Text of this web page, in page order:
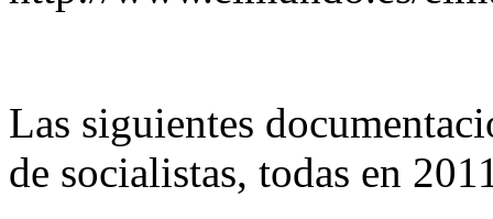
Las siguientes
de socialistas, todas en